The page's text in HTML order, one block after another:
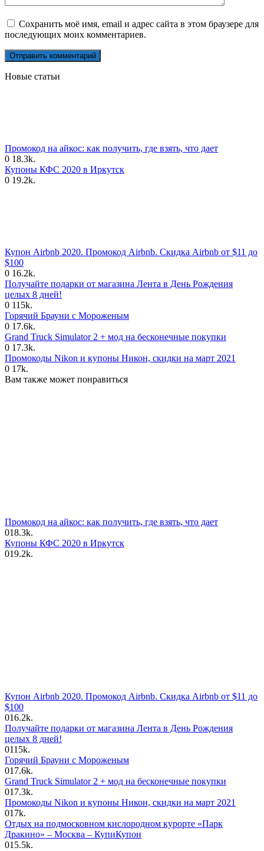
Сохранить моё имя, email и адрес сайта в этом браузере для
последующих моих комментариев.
Новые статьи
Промокод на айкос: как получить, где взять, что дает
0 18.3k.
Купоны КФС 2020 в Иркутск
0 19.2k.
Купон Airbnb 2020. Промокод Airbnb. Скидка Airbnb от $11 до
$100
0 16.2k.
Получайте подарки от магазина Лента в День Рождения
целых 8 дней!
0 115k.
Горячий Брауни с Мороженым
0 17.6k.
Grand Truck Simulator 2 + мод на бесконечные покупки
0 17.3k.
Промокоды Nikon и купоны Никон, скидки на март 2021
0 17k.
Вам также может понравиться
Промокод на айкос: как получить, где взять, что дает
018.3k.
Купоны КФС 2020 в Иркутск
019.2k.
Купон Airbnb 2020. Промокод Airbnb. Скидка Airbnb от $11 до
$100
016.2k.
Получайте подарки от магазина Лента в День Рождения
целых 8 дней!
0115k.
Горячий Брауни с Мороженым
017.6k.
Grand Truck Simulator 2 + мод на бесконечные покупки
017.3k.
Промокоды Nikon и купоны Никон, скидки на март 2021
017k.
Отдых на подмосковном кислородном курорте «Парк
Дракино» – Москва – КупиКупон
015.5k.